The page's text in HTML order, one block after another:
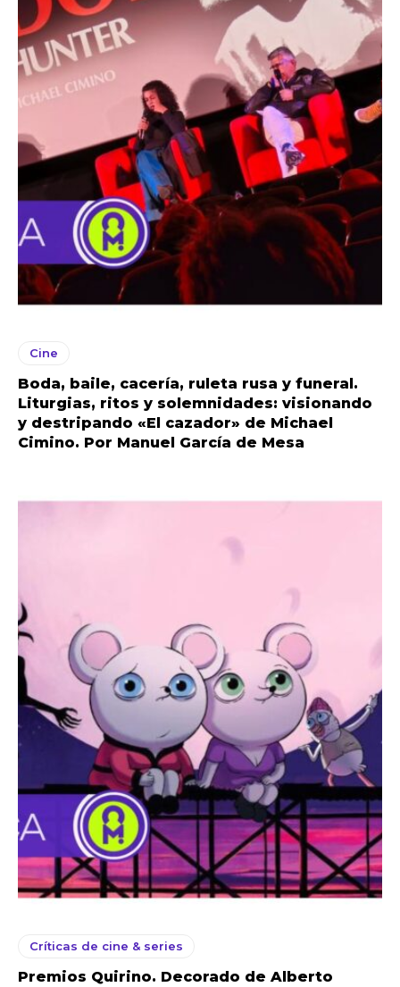
Cine
Boda, baile, cacería, ruleta rusa y funeral.
Liturgias, ritos y solemnidades: visionando
y destripando «El cazador» de Michael
Cimino. Por Manuel García de Mesa
Críticas de cine & series
Premios Quirino. Decorado de Alberto